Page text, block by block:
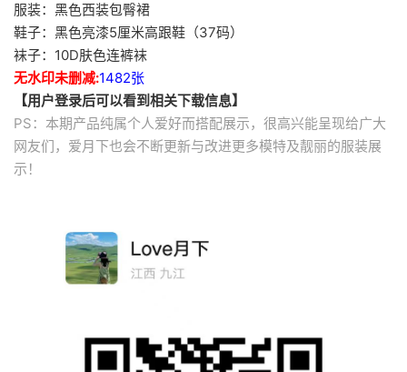
服装：黑色西装包臀裙
鞋子：黑色亮漆5厘米高跟鞋（37码）
袜子：10D肤色连裤袜
无水印未删减:1482张
【用户登录后可以看到相关下载信息】
PS：本期产品纯属个人爱好而搭配展示，很高兴能呈现给广大
网友们，爱月下也会不断更新与改进更多模特及靓丽的服装展
示！